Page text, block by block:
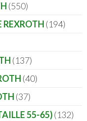
550
REXROTH 194
137
40
37
55-65) 132